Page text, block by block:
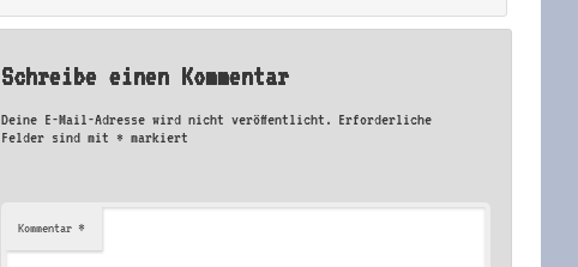
Schreibe einen Kommentar
Deine E-Mail-Adresse wird nicht veröffentlicht. Erforderliche
Felder sind mit * markiert
Kommentar *